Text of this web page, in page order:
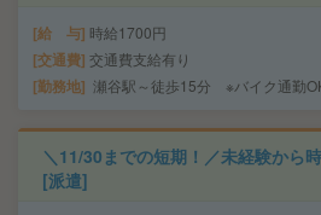
給 与 時給1700円
交通費 交通費支給有り
勤務地 瀬谷駅～徒歩15分 ※バイク通勤
＼11/30までの短期！／未経験から
[派遣]